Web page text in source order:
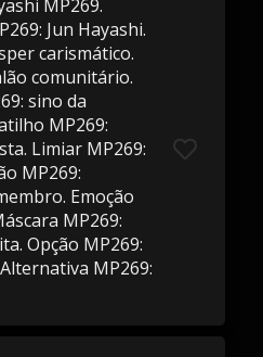
MP269.
Jun Hayashi.
carismático.
comunitário.
sino da
MP269:
Limiar MP269:
MP269:
Emoção
MP269:
Opção MP269:
MP269: